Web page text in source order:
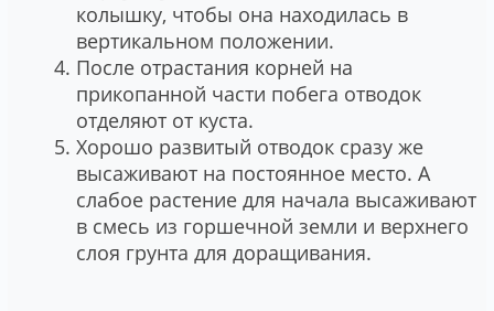
колышку, чтобы она находилась в
вертикальном положении.
После отрастания корней на
прикопанной части побега отводок
отделяют от куста.
Хорошо развитый отводок сразу же
высаживают на постоянное место. А
слабое растение для начала высаживают
в смесь из горшечной земли и верхнего
слоя грунта для доращивания.